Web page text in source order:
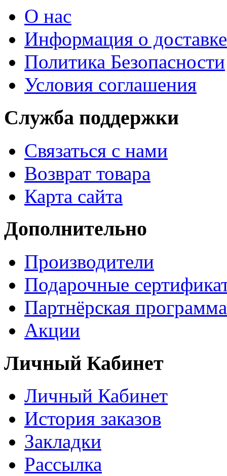
О нас
Информация о доставке
Политика Безопасности
Условия соглашения
Служба поддержки
Связаться с нами
Возврат товара
Карта сайта
Дополнительно
Производители
Подарочные
Партнёрская программа
Акции
Личный Кабинет
Личный Кабинет
История заказов
Закладки
Рассылка